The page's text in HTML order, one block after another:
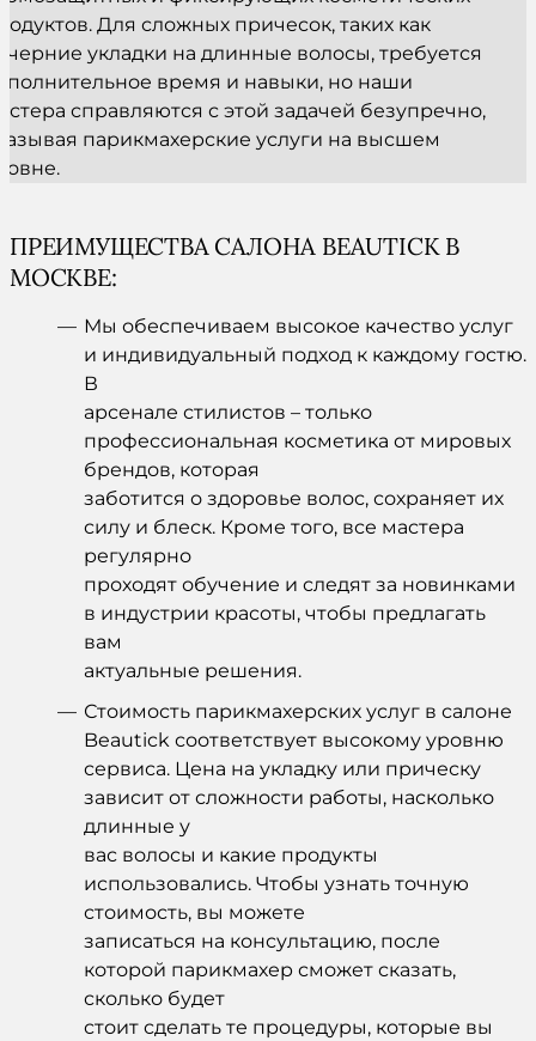
Для сложных причесок, таких как
укладки на длинные волосы, требуется
время и навыки, но наши
справляются с этой задачей безупречно,
парикмахерские услуги на высшем
ПРЕИМУЩЕСТВА САЛОНА BEAUTICK В
МОСКВЕ:
Мы обеспечиваем высокое качество услуг
и индивидуальный подход к каждому гостю.
В
арсенале стилистов – только
профессиональная косметика от мировых
брендов, которая
заботится о здоровье волос, сохраняет их
силу и блеск. Кроме того, все мастера
регулярно
проходят обучение и следят за новинками
в индустрии красоты, чтобы предлагать
вам
актуальные решения.
Стоимость парикмахерских услуг в салоне
Beautick соответствует высокому уровню
сервиса. Цена на укладку или прическу
зависит от сложности работы, насколько
длинные у
вас волосы и какие продукты
использовались. Чтобы узнать точную
стоимость, вы можете
записаться на консультацию, после
которой парикмахер сможет сказать,
сколько будет
стоит сделать те процедуры, которые вы